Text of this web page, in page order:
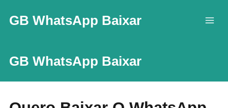
GB WhatsApp Baixar
GB WhatsApp Baixar